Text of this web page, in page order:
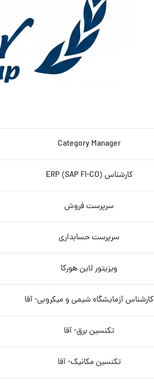
Category Manager
کارشناس ERP (SAP FI-CO)
سرپرست فروش
سرپرست حسابداری
ویزیتور لاین هورکا
کارشناس آزمایشگاه شیمی و میکروبی- آقا
تکنسین برق- آقا
تکنسین مکانیک- آقا